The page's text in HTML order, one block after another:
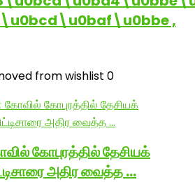
,
from wishlist 0
கோபுரத்தில் தேசியக்
அதிர வைத்த …